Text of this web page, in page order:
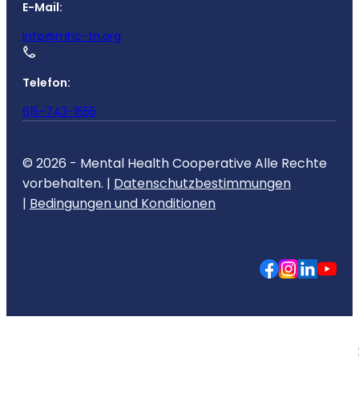
E-Mail:
info@mhc-tn.org
Telefon:
615-743-1555
© 2026 - Mental Health Cooperative Alle Rechte
vorbehalten. | Datenschutzbestimmungen
| Bedingungen und Konditionen